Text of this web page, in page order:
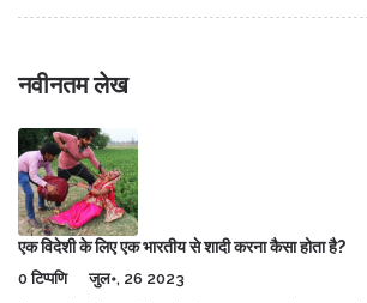
नवीनतम लेख
एक विदेशी के लिए एक भारतीय से शादी करना कैसा होता है?
0 टिप्पणि जुल॰, 26 2023